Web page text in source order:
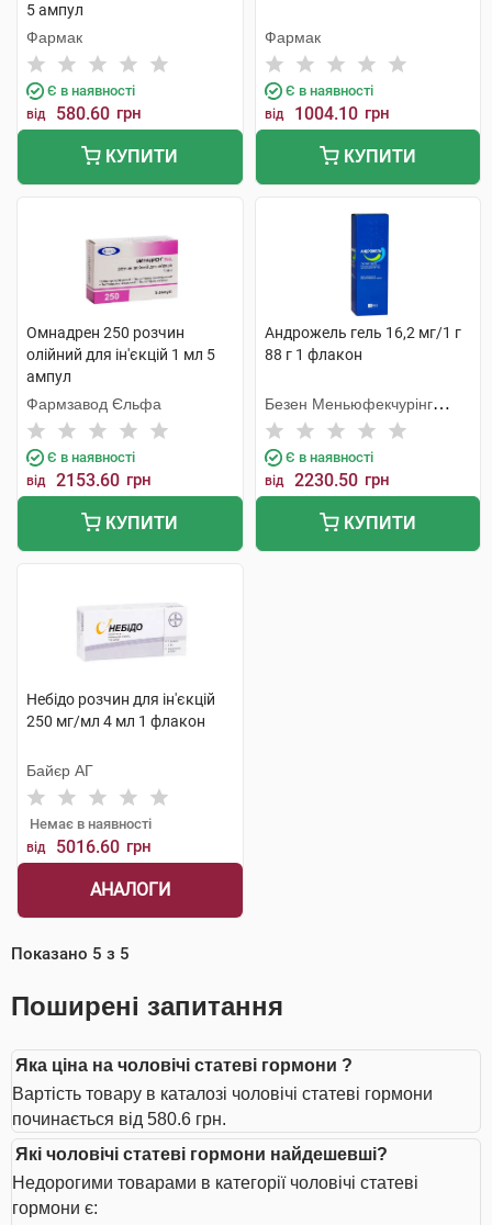
5 ампул
Фармак
Є в наявності
від 580.60 грн
КУПИТИ
Фармак
Є в наявності
від 1004.10 грн
КУПИТИ
Омнадрен 250 розчин
олійний для ін'єкцій 1 мл 5
ампул
Фармзавод Єльфа
Є в наявності
від 2153.60 грн
КУПИТИ
Андрожель гель 16,2 мг/1 г
88 г 1 флакон
Безен Меньюфекчурінг
Белджіум
Є в наявності
від 2230.50 грн
КУПИТИ
Небідо розчин для ін'єкцій
250 мг/мл 4 мл 1 флакон
Байєр АГ
Немає в наявності
від 5016.60 грн
АНАЛОГИ
Показано 5 з 5
Поширені запитання
Яка ціна на чоловічі статеві гормони ?
Вартість товару в каталозі чоловічі статеві гормони
починається від 580.6 грн.
Які чоловічі статеві гормони найдешевші?
Недорогими товарами в категорії чоловічі статеві
гормони є: